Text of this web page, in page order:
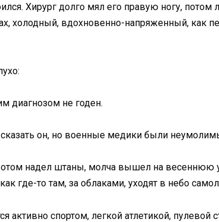
Хирург долго мял его правую ногу,
холодный, вдохновенно-напряженный, как
диагнозом не годен.
он, но военные медики были
надел штаны, молча вышел на весеннюю
где-то там, за облаками, уходят в небо
активно спортом, легкой атлетикой, пулевой